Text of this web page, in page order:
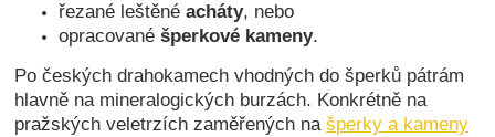
řezané leštěnéacháty, nebo
opracované šperkové kameny.
Po českých drahokamech vhodných do šperků pátrám
hlavně na mineralogických burzách. Konkrétně na
pražských veletrzích zaměřených našperky a kameny